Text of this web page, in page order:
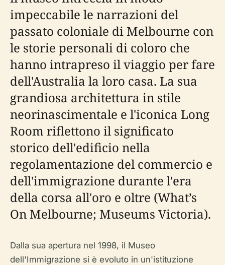
impeccabile le narrazioni del
passato coloniale di Melbourne con
le storie personali di coloro che
hanno intrapreso il viaggio per fare
dell'Australia la loro casa. La sua
grandiosa architettura in stile
neorinascimentale e l'iconica Long
Room riflettono il significato
storico dell'edificio nella
regolamentazione del commercio e
dell'immigrazione durante l'era
della corsa all'oro e oltre (What’s
On Melbourne; Museums Victoria).
Dalla sua apertura nel 1998, il Museo
dell'Immigrazione si è evoluto in un'istituzione